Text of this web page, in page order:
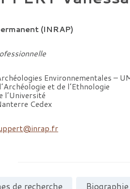
(INRAP)
Environnementales –
et de l’Ethnologie
l’Université
Cedex
de recherche Biographie